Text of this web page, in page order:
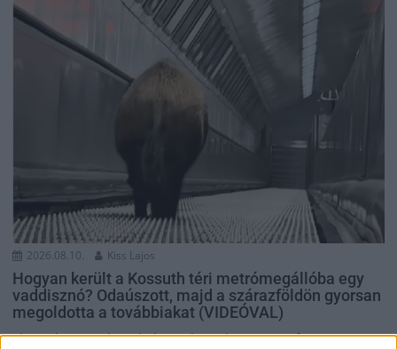
2026.08.10. Kiss Lajos
Hogyan került a Kossuth téri metrómegállóba egy
vaddisznó? Odaúszott, majd a szárazföldön gyorsan
megoldotta a továbbiakat (VIDEÓVAL)
Elég sokan meglepődtek, amikor a hétvégén a fővárosi 2-es